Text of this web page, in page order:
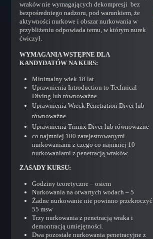
Specjalizacje
Dry Suit Diver
Night Diver
Underwater Enviroment Diver
Nitrox Diver
Underwater Photographer
Search and Recovery Diver
Wreck Diver
Underwater Ecologist
Underwater Archaeologist
Kursy Techniczne
Intro to Technical Diving
Ice Diver
Sidemount Diver
wraków nie wymagających dekompresji bez
bezpośredniego nadzoru, pod warunkiem, że
aktywności nurkowe i obszar nurkowania w
przybliżeniu odpowiada temu, w którym nurek
ćwiczył.
WYMAGANIA WSTĘPNE DLA
KANDYDATÓW NA KURS:
Minimalny wiek 18 lat.
Uprawnienia Introduction to Technical
Diving lub równoważne
Uprawnienia Wreck Penetration Diver lub
równoważne
Uprawnienia Trimix Diver lub równoważne
co najmniej 100 zarejestrowanymi
nurkowaniami z czego co najmniej 10
nurkowaniami z penetracją wraków.
ZASADY KURSU:
Godziny teoretyczne – osiem
Nurkowania na otwartych wodach – 5
Żadne nurkowanie nie powinno przekroczyć
55 msw
Trzy nurkowania z penetracją wraka i
demontracją umiejętności.
Dwa pozostałe nurkowania penetracyjne z